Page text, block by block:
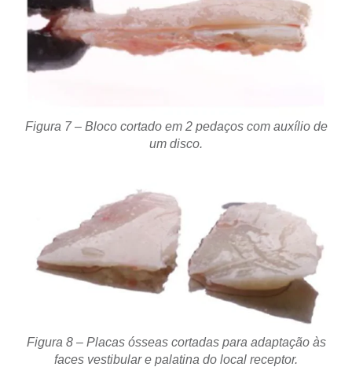
Figura 7 – Bloco cortado em 2 pedaços com auxílio de
um disco.
Figura 8 – Placas ósseas cortadas para adaptação às
faces vestibular e palatina do local receptor.